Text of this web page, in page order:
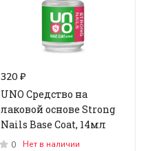
320 ₽
UNO Средство на
лаковой основе Strong
Nails Base Coat, 14мл
0
Нет в наличии